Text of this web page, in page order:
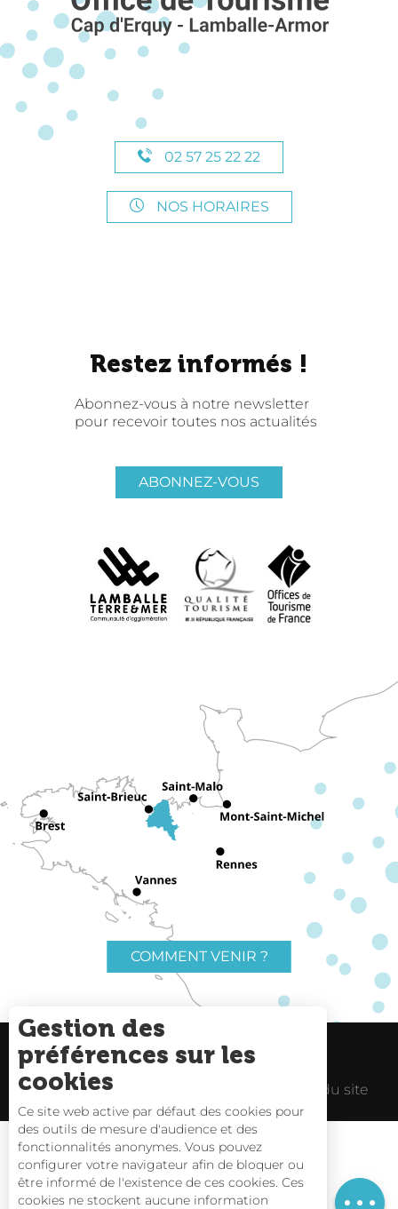
Horaires
02 57 25 22 22
NOS HORAIRES
Restez informés !
Abonnez-vous à notre newsletter
pour recevoir toutes nos actualités
ABONNEZ-VOUS
COMMENT VENIR ?
Charte du voyageur Liens utiles
Espace Pro Plan du site
Carte interactive
Gestion des
préférences sur les
cookies
Ce site web active par défaut des cookies pour
des outils de mesure d'audience et des
fonctionnalités anonymes. Vous pouvez
configurer votre navigateur afin de bloquer ou
être informé de l'existence de ces cookies. Ces
cookies ne stockent aucune information